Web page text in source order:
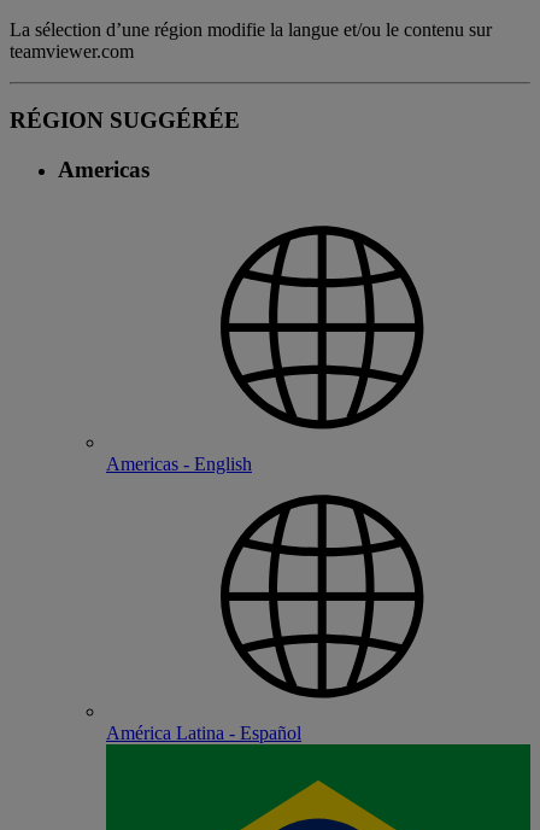
La sélection d’une région modifie la langue et/ou le contenu sur
teamviewer.com
RÉGION SUGGÉRÉE
Americas
Americas - English
América Latina - Español